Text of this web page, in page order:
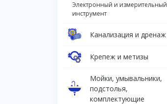
Электронный и измерительный
инструмент
Канализация и дренаж
Крепеж и метизы
Мойки, умывальники,
подстолья,
комплектующие